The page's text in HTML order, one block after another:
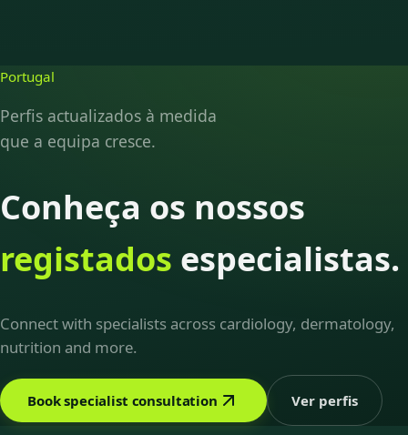
Portugal
Perfis actualizados à medida
que a equipa cresce.
Conheça os nossos
registados especialistas.
Connect with specialists across cardiology, dermatology,
nutrition and more.
Book specialist consultation Ver perfis